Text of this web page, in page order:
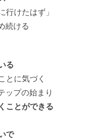
たはず」
ける
る
に気づく
プの始まり
ことができる
で